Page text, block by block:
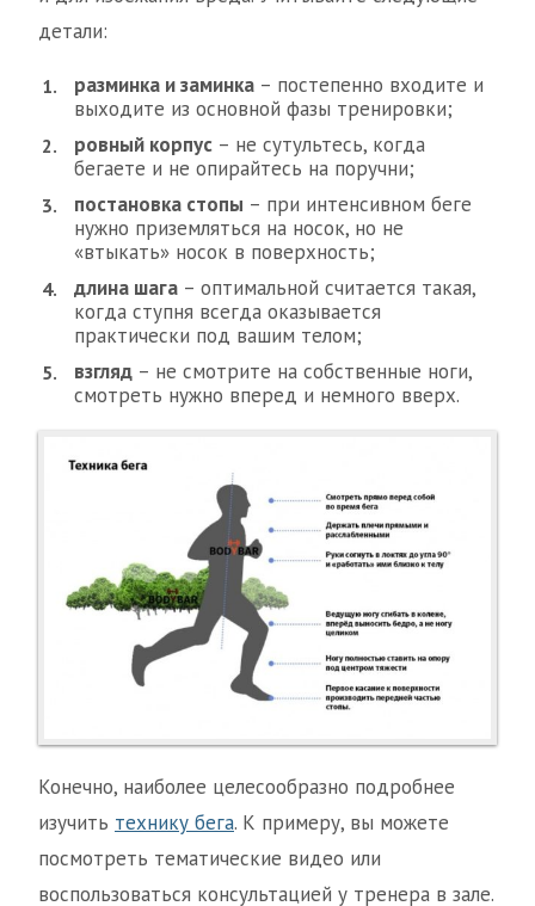
детали:
разминка и заминка – постепенно входите и
выходите из основной фазы тренировки;
ровный корпус – не сутультесь, когда
бегаете и не опирайтесь на поручни;
постановка стопы – при интенсивном беге
нужно приземляться на носок, но не
«втыкать» носок в поверхность;
длина шага – оптимальной считается такая,
когда ступня всегда оказывается
практически под вашим телом;
взгляд – не смотрите на собственные ноги,
смотреть нужно вперед и немного вверх.
Конечно, наиболее целесообразно подробнее
изучить технику бега. К примеру, вы можете
посмотреть тематические видео или
воспользоваться консультацией у тренера в зале.